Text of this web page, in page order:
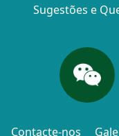
Sugestões e
Contacte-nos